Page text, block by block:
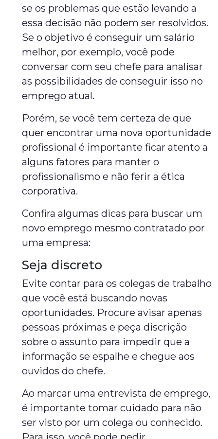
se os problemas que estão levando a
essa decisão não podem ser resolvidos.
Se o objetivo é conseguir um salário
melhor, por exemplo, você pode
conversar com seu chefe para analisar
as possibilidades de conseguir isso no
emprego atual.
Porém, se você tem certeza de que
quer encontrar uma nova oportunidade
profissional é importante ficar atento a
alguns fatores para manter o
profissionalismo e não ferir a ética
corporativa.
Confira algumas dicas para buscar um
novo emprego mesmo contratado por
uma empresa:
Seja discreto
Evite contar para os colegas de trabalho
que você está buscando novas
oportunidades. Procure avisar apenas
pessoas próximas e peça discrição
sobre o assunto para impedir que a
informação se espalhe e chegue aos
ouvidos do chefe.
Ao marcar uma entrevista de emprego,
é importante tomar cuidado para não
ser visto por um colega ou conhecido.